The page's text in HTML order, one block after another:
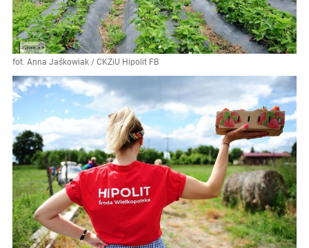
fot. Anna Jaśkowiak / CKZiU Hipolit FB